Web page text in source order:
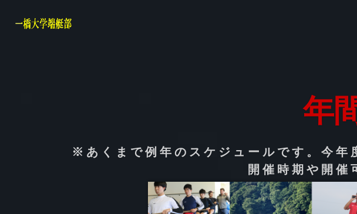
年
※あくまで例年のスケジュールです。今年
開催時期や開催